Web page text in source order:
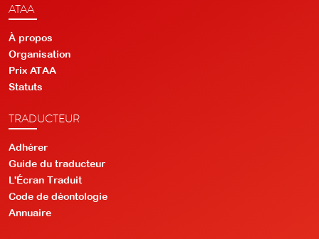
ATAA
À propos
Organisation
Prix ATAA
Statuts
TRADUCTEUR
Adhérer
Guide du traducteur
L'Écran Traduit
Code de déontologie
Annuaire